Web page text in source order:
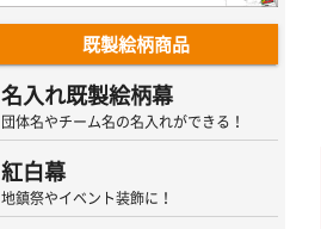
既製絵柄商品
名入れ既製絵柄幕
団体名やチーム名の名入れができる！
紅白幕
地鎮祭やイベント装飾に！